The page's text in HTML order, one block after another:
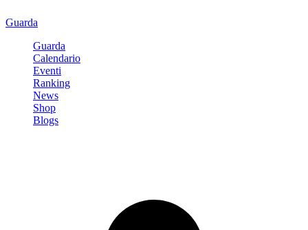
Guarda
Guarda
Calendario
Eventi
Ranking
News
Shop
Blogs